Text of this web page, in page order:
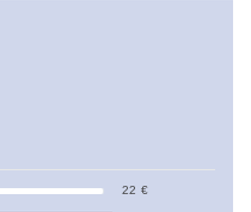
22 €